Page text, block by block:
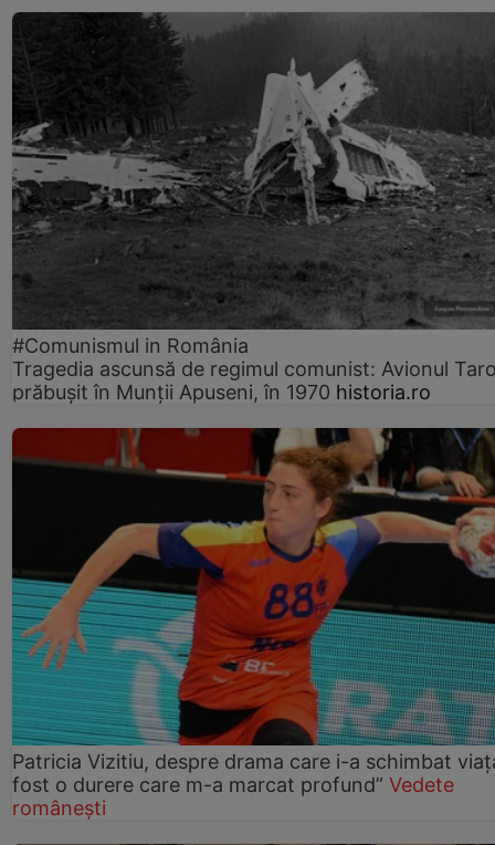
#Comunismul in România
Tragedia ascunsă de regimul comunist: Avionul
prăbușit în Munții Apuseni, în 1970 historia.ro
Patricia Vizitiu, despre drama care i-a schimbat
fost o durere care m-a marcat profund” Vedete
românești